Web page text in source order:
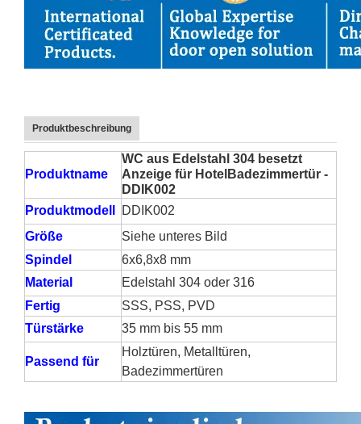
Produktbeschreibung
Produktname
WC aus Edelstahl 304 besetzt
Anzeige für Hotel Badezimmertür -
DDIK002
Produktmodell
DDIK002
Größe
Siehe unteres Bild
Spindel
6x6,8x8 mm
Material
Edelstahl 304 oder 316
Fertig
SSS, PSS, PVD
Türstärke
35 mm bis 55 mm
Passend für
Holztüren, Metalltüren,
Badezimmertüren